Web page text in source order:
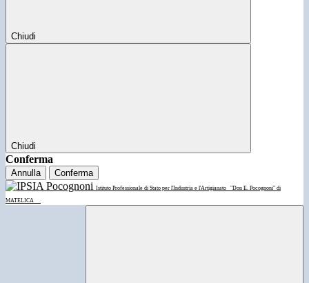
Chiudi
Chiudi
Conferma
Annulla Conferma
Istituto Professionale di Stato per l'Industria e l'Artigianato
"Don E. Pocognoni" di
MATELICA